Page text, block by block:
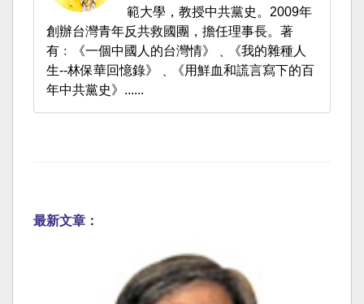
範大學，教授中共黨史。2009年
創辦台灣青年反共救國團，擔任理事長。著
有﹕《一個中國人的台灣情》﹑《我的雜種人
生--林保華回憶錄》﹑《用鮮血和謊言寫下的百
年中共黨史》......
最新文章：